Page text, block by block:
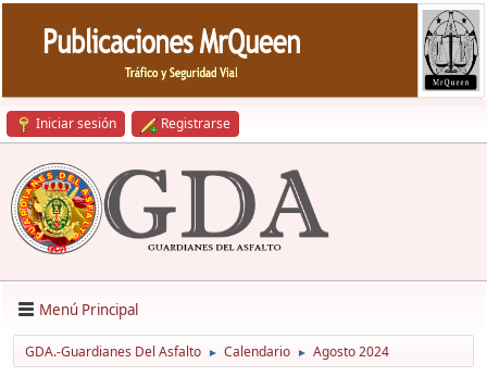
Iniciar sesión Registrarse
Menú Principal
GDA.-Guardianes Del Asfalto ► Calendario ► Agosto 2024